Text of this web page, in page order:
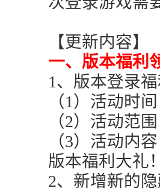
【更新内容】
一、版本福利
1、版本登录福
（1）活动时间
（2）活动范
（3）活动内
版本福利大礼！
2、 新增新的